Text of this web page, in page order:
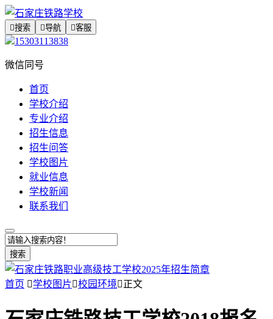
搜索 导航 客服
15303113838
微信同号
首页
学校介绍
专业介绍
招生信息
招生问答
学校图片
就业信息
学校新闻
联系我们
搜索
首页 学校图片校园环境正文